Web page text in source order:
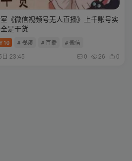
《微信视频号无人直播》上千账号实
是干货
￥ 10 # 视频 # 直播 # 微信
日 23:45 0 26 0